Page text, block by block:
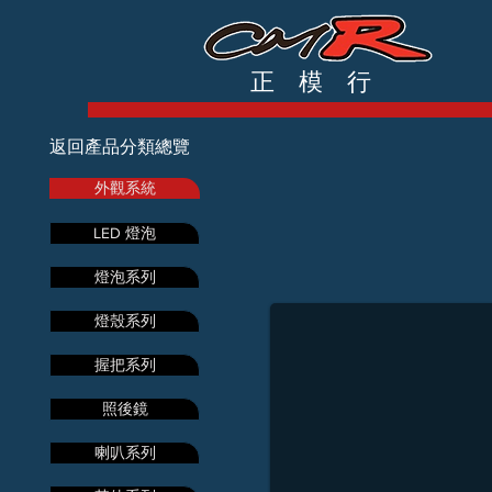
正 模 行
返回產品分類總覽
外觀系統
LED 燈泡
燈泡系列
燈殼系列
握把系列
照後鏡
喇叭系列